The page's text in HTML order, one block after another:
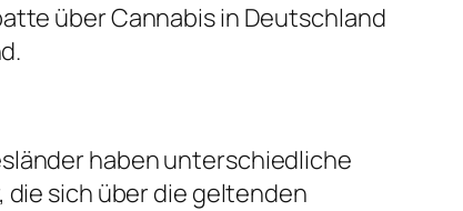
über Cannabis in Deutschland
haben unterschiedliche
sich über die geltenden